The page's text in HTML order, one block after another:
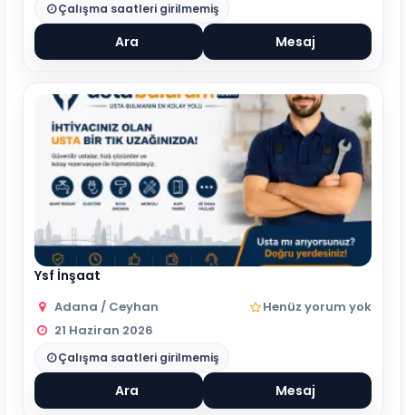
Çalışma saatleri girilmemiş
Ara Mesaj
Ysf İnşaat
Adana / Ceyhan
Henüz yorum yok
21 Haziran 2026
Çalışma saatleri girilmemiş
Ara Mesaj